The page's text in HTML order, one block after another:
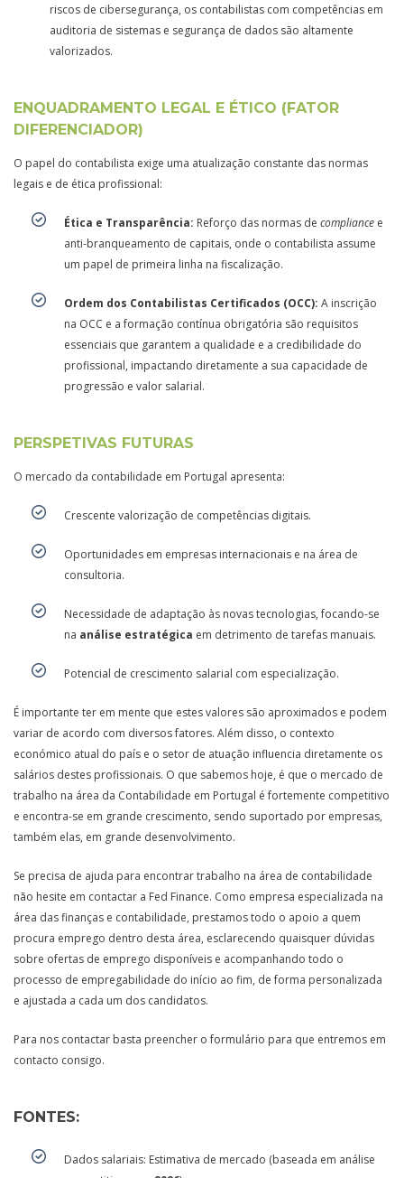
riscos de cibersegurança, os contabilistas com competências em
auditoria de sistemas e segurança de dados são altamente
valorizados.
ENQUADRAMENTO LEGAL E ÉTICO (FATOR
DIFERENCIADOR)
O papel do contabilista exige uma atualização constante das normas
legais e de ética profissional:
Ética e Transparência: Reforço das normas de compliance e
anti-branqueamento de capitais, onde o contabilista assume
um papel de primeira linha na fiscalização.
Ordem dos Contabilistas Certificados (OCC): A inscrição
na OCC e a formação contínua obrigatória são requisitos
essenciais que garantem a qualidade e a credibilidade do
profissional, impactando diretamente a sua capacidade de
progressão e valor salarial.
PERSPETIVAS FUTURAS
O mercado da contabilidade em Portugal apresenta:
Crescente valorização de competências digitais.
Oportunidades em empresas internacionais e na área de
consultoria.
Necessidade de adaptação às novas tecnologias, focando-se
na análise estratégica em detrimento de tarefas manuais.
Potencial de crescimento salarial com especialização.
É importante ter em mente que estes valores são aproximados e podem
variar de acordo com diversos fatores. Além disso, o contexto
económico atual do país e o setor de atuação influencia diretamente os
salários destes profissionais. O que sabemos hoje, é que o mercado de
trabalho na área da Contabilidade em Portugal é fortemente competitivo
e encontra-se em grande crescimento, sendo suportado por empresas,
também elas, em grande desenvolvimento.
Se precisa de ajuda para encontrar trabalho na área de contabilidade
não hesite em contactar a Fed Finance. Como empresa especializada na
área das finanças e contabilidade, prestamos todo o apoio a quem
procura emprego dentro desta área, esclarecendo quaisquer dúvidas
sobre ofertas de emprego disponíveis e acompanhando todo o
processo de empregabilidade do início ao fim, de forma personalizada
e ajustada a cada um dos candidatos.
Para nos contactar basta preencher o formulário para que entremos em
contacto consigo.
FONTES:
Dados salariais: Estimativa de mercado (baseada em análise